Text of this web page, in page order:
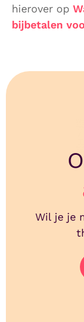
hierover op
bijbetalen
Wil je je